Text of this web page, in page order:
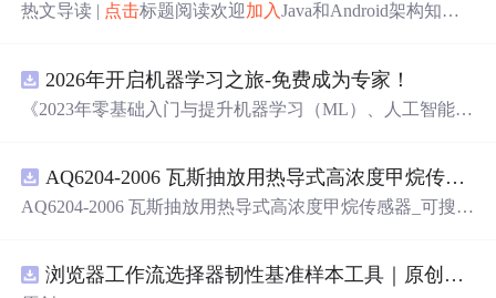
热文导读 | 点击标题阅读欢迎加入Java和Android架构知识
dio-3-1-releasedAndroid Studio 3.1 稳定版已发布，重点围绕
产品质量和应用开发效率 进行 改进。下载地址（官网下载
2026年开启机器学习之旅-免费成为专家！
《2023年零基础入门与提升机器学习（ML）、人工智能
AQ6204-2006 瓦斯抽放用热导式高浓度甲烷传感器-可搜索.pdf
AQ6204-2006 瓦斯抽放用热导式高浓度甲烷传感器_可搜
浏览器工作流选择器韧性基准样本工具｜原创源码+测试+离线报告